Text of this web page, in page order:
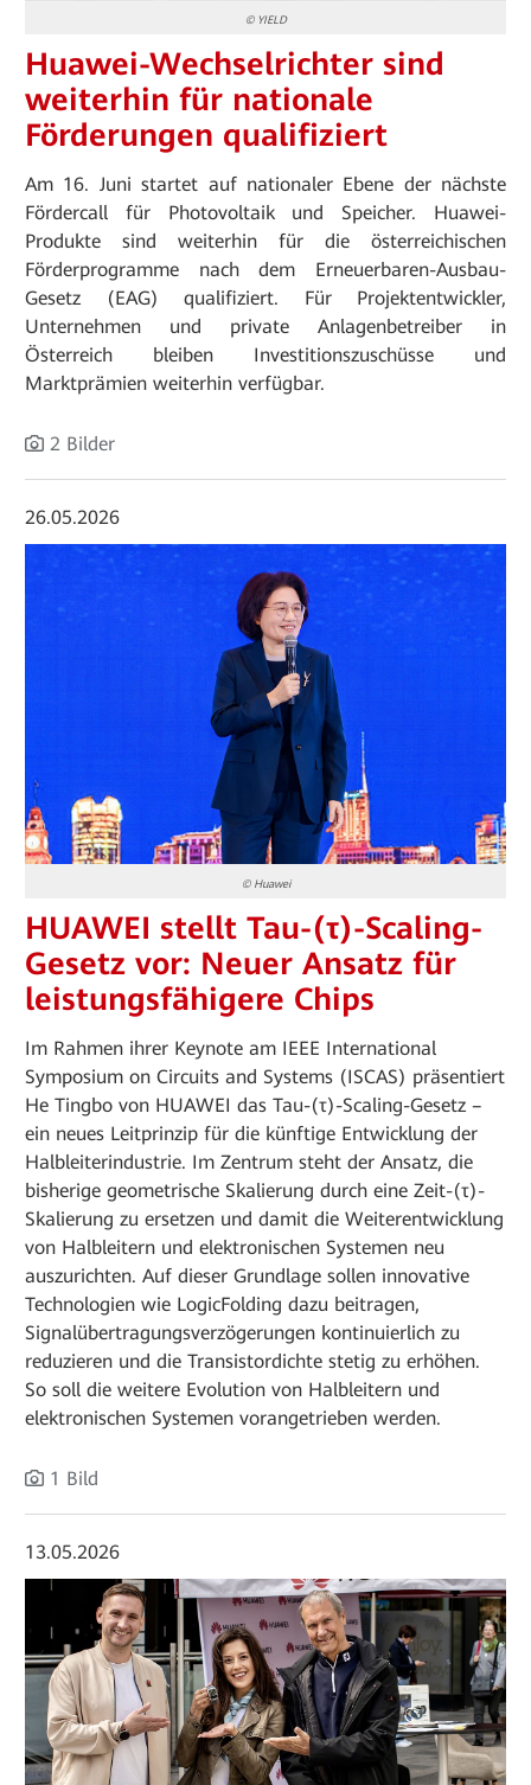
© YIELD
Huawei-Wechselrichter sind
weiterhin für nationale
Förderungen qualifiziert
Am 16. Juni startet auf nationaler Ebene der nächste
Fördercall für Photovoltaik und Speicher. Huawei-
Produkte sind weiterhin für die österreichischen
Förderprogramme nach dem Erneuerbaren-Ausbau-
Gesetz (EAG) qualifiziert. Für Projektentwickler,
Unternehmen und private Anlagenbetreiber in
Österreich bleiben Investitionszuschüsse und
Marktprämien weiterhin verfügbar.
2 Bilder
26.05.2026
© Huawei
HUAWEI stellt Tau-(τ)-Scaling-
Gesetz vor: Neuer Ansatz für
leistungsfähigere Chips
Im Rahmen ihrer Keynote am IEEE International
Symposium on Circuits and Systems (ISCAS) präsentiert
He Tingbo von HUAWEI das Tau-(τ)-Scaling-Gesetz –
ein neues Leitprinzip für die künftige Entwicklung der
Halbleiterindustrie. Im Zentrum steht der Ansatz, die
bisherige geometrische Skalierung durch eine Zeit-(τ)-
Skalierung zu ersetzen und damit die Weiterentwicklung
von Halbleitern und elektronischen Systemen neu
auszurichten. Auf dieser Grundlage sollen innovative
Technologien wie LogicFolding dazu beitragen,
Signalübertragungsverzögerungen kontinuierlich zu
reduzieren und die Transistordichte stetig zu erhöhen.
So soll die weitere Evolution von Halbleitern und
elektronischen Systemen vorangetrieben werden.
1 Bild
13.05.2026